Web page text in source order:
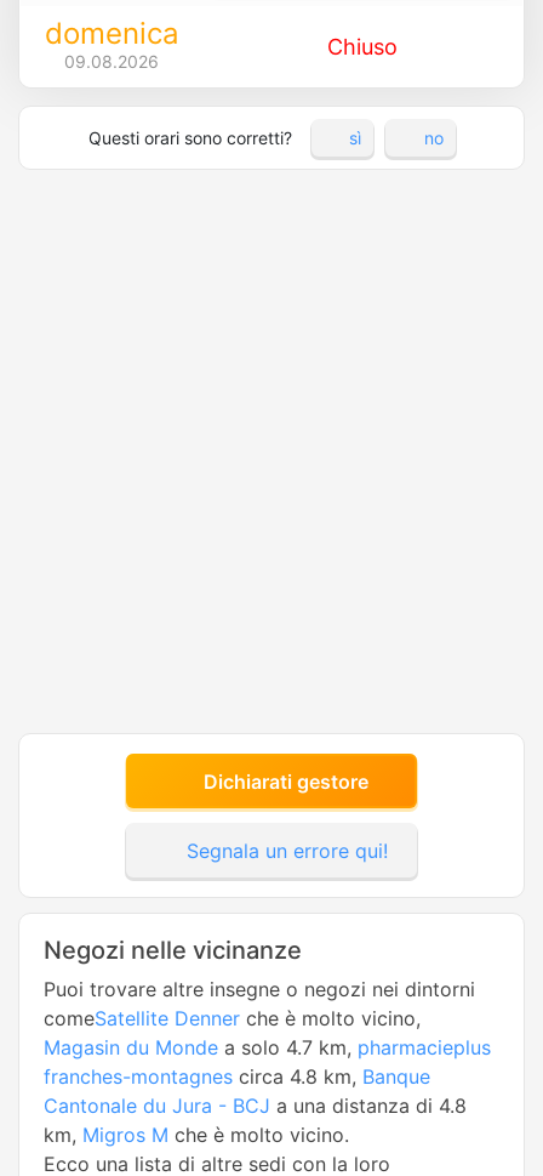
domenica
09.08.2026
Chiuso
Questi orari sono corretti? sì no
Dichiarati gestore
Segnala un errore qui!
Negozi nelle vicinanze
Puoi trovare altre insegne o negozi nei dintorni
comeSatellite Denner che è molto vicino,
Magasin du Monde a solo 4.7 km, pharmacieplus
franches-montagnes circa 4.8 km, Banque
Cantonale du Jura - BCJ a una distanza di 4.8
km, Migros M che è molto vicino.
Ecco una lista di altre sedi con la loro